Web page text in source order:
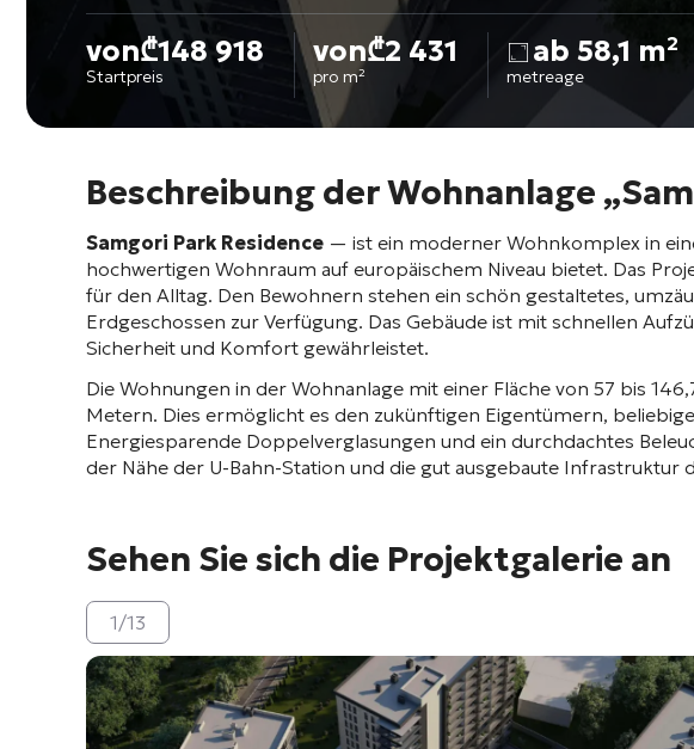
von₾148 918
Startpreis
von₾2 431
pro m²
ab 58,1 m²
metreage
Beschreibung der Wohnanlage
Samgori Park Residence — ist ein moderner Wohnkomplex in
hochwertigen Wohnraum auf europäischem Niveau bietet. Das
für den Alltag. Den Bewohnern stehen ein schön gestaltetes,
Erdgeschossen zur Verfügung. Das Gebäude ist mit schnellen
Sicherheit und Komfort gewährleistet.
Die Wohnungen in der Wohnanlage mit einer Fläche von 57 bis
Metern. Dies ermöglicht es den zukünftigen Eigentümern,
Energiesparende Doppelverglasungen und ein durchdachtes
der Nähe der U-Bahn-Station und die gut ausgebaute
Sehen Sie sich die Projektgalerie an
1/13